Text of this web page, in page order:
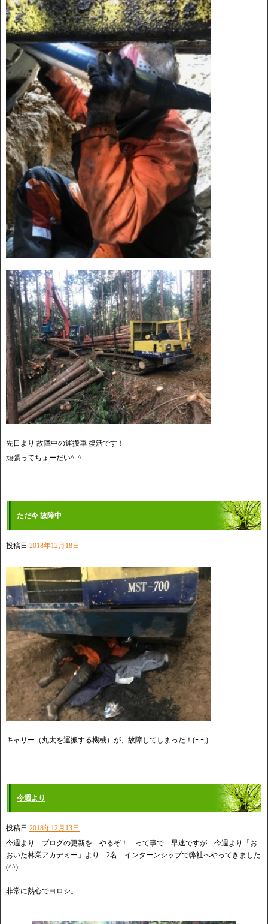
先日より 故障中の運搬車 復活です！
頑張ってちょーだい^_^
ただ今 故障中
投稿日 2018年12月18日
キャリー（丸太を運搬する機械）が、故障してしまった！(ｰ ｰ;)
今週より
投稿日 2018年12月13日
今週より ブログの更新を やるぞ！ って事で 早速ですが 今週より「お
おいた林業アカデミー」より 2名 インターンシップで弊社へやってきました
(^^)
非常に熱心でヨロシ。